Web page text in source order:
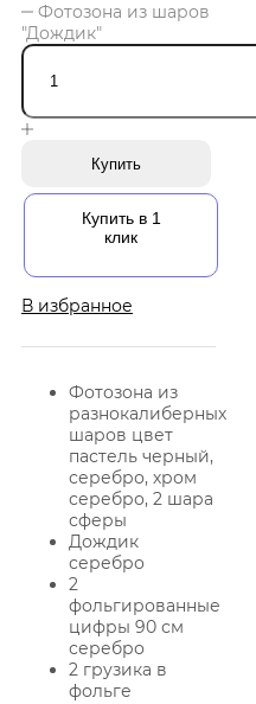
Фотозона из шаров
"Дождик"
Купить
Купить в 1
клик
В избранное
Фотозона из
разнокалиберных
шаров цвет
пастель черный,
серебро, хром
серебро, 2 шара
сферы
Дождик
серебро
2
фольгированные
цифры 90 см
серебро
2 грузика в
фольге